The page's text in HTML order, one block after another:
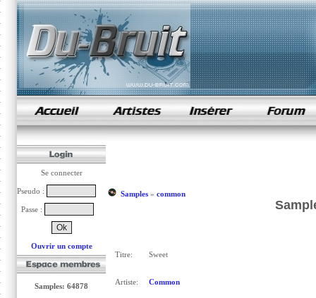
samples de rap
Se connecter
Pseudo :
Passe :
Ouvrir un compte
Samples: 64878
Samples» common
Titre: Sweet
Artiste: Common